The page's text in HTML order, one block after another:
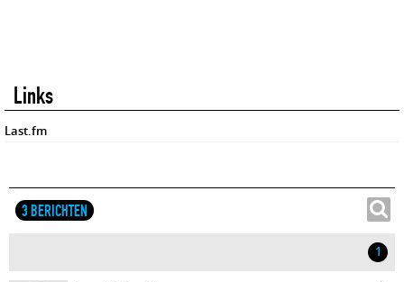
Links
Last.fm
3 BERICHTEN
1